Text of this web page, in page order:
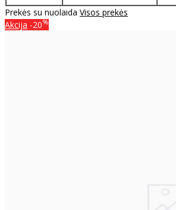
Prekės su nuolaida Visos prekės
Akcija -20%